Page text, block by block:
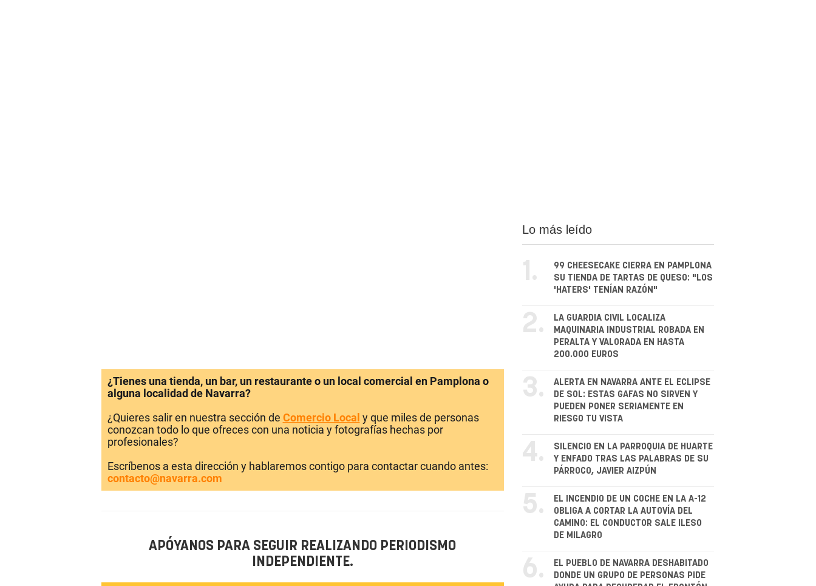
¿Tienes una tienda, un bar, un restaurante o un local comercial en Pamplona o
alguna localidad de Navarra?
¿Quieres salir en nuestra sección de Comercio Local y que miles de personas
conozcan todo lo que ofreces con una noticia y fotografías hechas por
profesionales?
Escríbenos a esta dirección y hablaremos contigo para contactar cuando antes:
contacto@navarra.com
APÓYANOS PARA SEGUIR REALIZANDO PERIODISMO
INDEPENDIENTE.
Lo más leído
1.
99 CHEESECAKE CIERRA EN PAMPLONA
SU TIENDA DE TARTAS DE QUESO: "LOS
'HATERS' TENÍAN RAZÓN"
2.
LA GUARDIA CIVIL LOCALIZA
MAQUINARIA INDUSTRIAL ROBADA EN
PERALTA Y VALORADA EN HASTA
200.000 EUROS
3.
ALERTA EN NAVARRA ANTE EL ECLIPSE
DE SOL: ESTAS GAFAS NO SIRVEN Y
PUEDEN PONER SERIAMENTE EN
RIESGO TU VISTA
4.
SILENCIO EN LA PARROQUIA DE HUARTE
Y ENFADO TRAS LAS PALABRAS DE SU
PÁRROCO, JAVIER AIZPÚN
5.
EL INCENDIO DE UN COCHE EN LA A-12
OBLIGA A CORTAR LA AUTOVÍA DEL
CAMINO: EL CONDUCTOR SALE ILESO
DE MILAGRO
6.
EL PUEBLO DE NAVARRA DESHABITADO
DONDE UN GRUPO DE PERSONAS PIDE